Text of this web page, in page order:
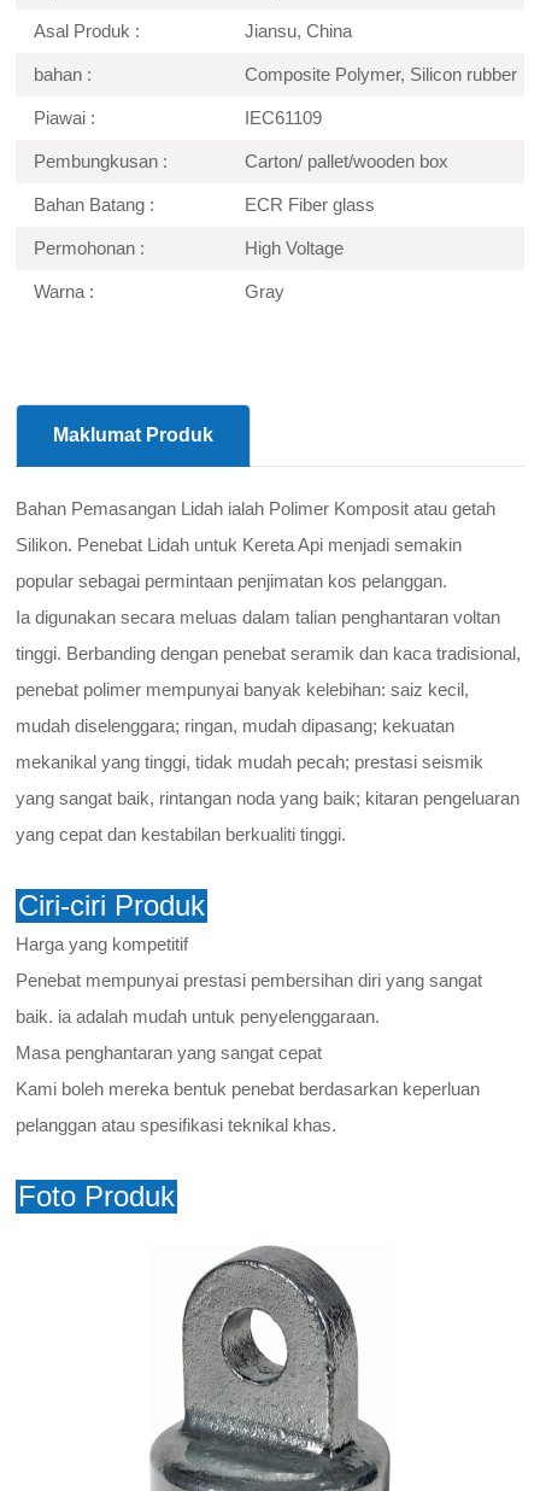
Asal Produk : Jiansu, China
bahan : Composite Polymer, Silicon rubber
Piawai : IEC61109
Pembungkusan : Carton/ pallet/wooden box
Bahan Batang : ECR Fiber glass
Permohonan : High Voltage
Warna : Gray
Maklumat Produk
Bahan Pemasangan Lidah ialah Polimer Komposit atau getah
Silikon. Penebat Lidah untuk Kereta Api menjadi semakin
popular sebagai permintaan penjimatan kos pelanggan.
Ia digunakan secara meluas dalam talian penghantaran voltan
tinggi. Berbanding dengan penebat seramik dan kaca tradisional,
penebat polimer mempunyai banyak kelebihan: saiz kecil,
mudah diselenggara; ringan, mudah dipasang; kekuatan
mekanikal yang tinggi, tidak mudah pecah; prestasi seismik
yang sangat baik, rintangan noda yang baik; kitaran pengeluaran
yang cepat dan kestabilan berkualiti tinggi.
Ciri-ciri Produk
Harga yang kompetitif
Penebat mempunyai prestasi pembersihan diri yang sangat
baik. ia adalah mudah untuk penyelenggaraan.
Masa penghantaran yang sangat cepat
Kami boleh mereka bentuk penebat berdasarkan keperluan
pelanggan atau spesifikasi teknikal khas.
Foto Produk